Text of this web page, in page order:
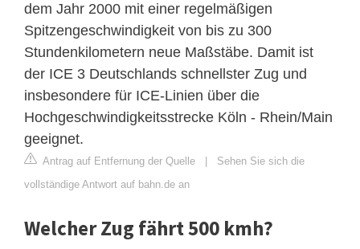
dem Jahr 2000 mit einer regelmäßigen
Spitzengeschwindigkeit von bis zu 300
Stundenkilometern neue Maßstäbe. Damit ist
der ICE 3 Deutschlands schnellster Zug und
insbesondere für ICE-Linien über die
Hochgeschwindigkeitsstrecke Köln - Rhein/Main
geeignet.
Antrag auf Entfernung der Quelle | Sehen Sie sich die
vollständige Antwort auf bahn.de an
Welcher Zug fährt 500 kmh?